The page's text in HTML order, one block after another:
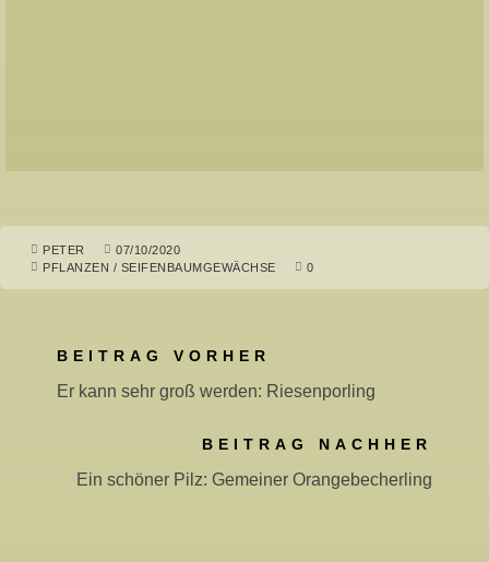
PETER
07/10/2020
PFLANZEN / SEIFENBAUMGEWÄCHSE 0
BEITRAG VORHER
Er kann sehr groß werden: Riesenporling
BEITRAG NACHHER
Ein schöner Pilz: Gemeiner Orangebecherling